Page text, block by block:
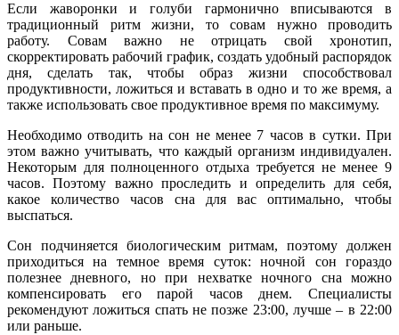
Если жаворонки и голуби гармонично вписываются в
традиционный ритм жизни, то совам нужно проводить
работу. Совам важно не отрицать свой хронотип,
скорректировать рабочий график, создать удобный распорядок
дня, сделать так, чтобы образ жизни способствовал
продуктивности, ложиться и вставать в одно и то же время, а
также использовать свое продуктивное время по максимуму.
Необходимо отводить на сон не менее 7 часов в сутки. При
этом важно учитывать, что каждый организм индивидуален.
Некоторым для полноценного отдыха требуется не менее 9
часов. Поэтому важно проследить и определить для себя,
какое количество часов сна для вас оптимально, чтобы
выспаться.
Сон подчиняется биологическим ритмам, поэтому должен
приходиться на темное время суток: ночной сон гораздо
полезнее дневного, но при нехватке ночного сна можно
компенсировать его парой часов днем. Специалисты
рекомендуют ложиться спать не позже 23:00, лучше – в 22:00
или раньше.